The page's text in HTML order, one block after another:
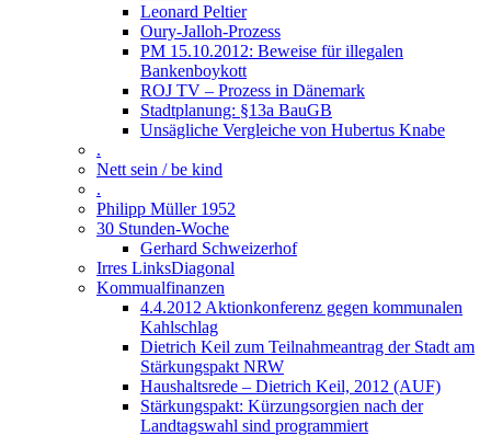
Leonard Peltier
Oury-Jalloh-Prozess
PM 15.10.2012: Beweise für illegalen
Bankenboykott
ROJ TV – Prozess in Dänemark
Stadtplanung: §13a BauGB
Unsägliche Vergleiche von Hubertus Knabe
.
Nett sein / be kind
.
Philipp Müller 1952
30 Stunden-Woche
Gerhard Schweizerhof
Irres LinksDiagonal
Kommualfinanzen
4.4.2012 Aktionkonferenz gegen kommunalen
Kahlschlag
Dietrich Keil zum Teilnahmeantrag der Stadt am
Stärkungspakt NRW
Haushaltsrede – Dietrich Keil, 2012 (AUF)
Stärkungspakt: Kürzungsorgien nach der
Landtagswahl sind programmiert